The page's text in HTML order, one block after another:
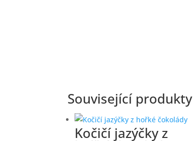
Související produkty
Kočičí jazýčky z